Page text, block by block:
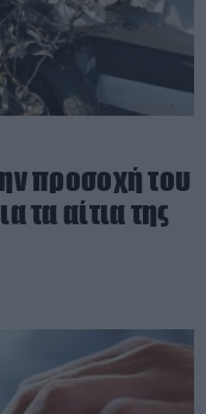
προσοχή του
τα αίτια της